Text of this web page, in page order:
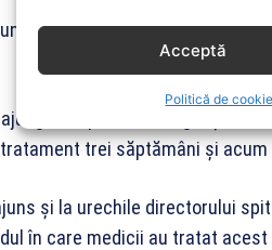
Acceptă
Politică de
alt salon: „M-au dus într-un
la Spitalul de Urgență
trei săptămâni și
şi la urechile directorului
în care medicii au tratat acest